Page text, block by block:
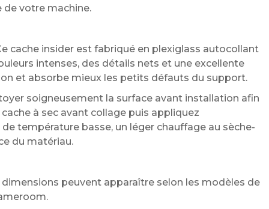
votre machine.
cache insider est fabriqué en plexiglass autocollant
intenses, des détails nets et une excellente
et absorbe mieux les petits défauts du support.
soigneusement la surface avant installation afin
à sec avant collage puis appliquez
température basse, un léger chauffage au sèche-
du matériau.
peuvent apparaître selon les modèles de